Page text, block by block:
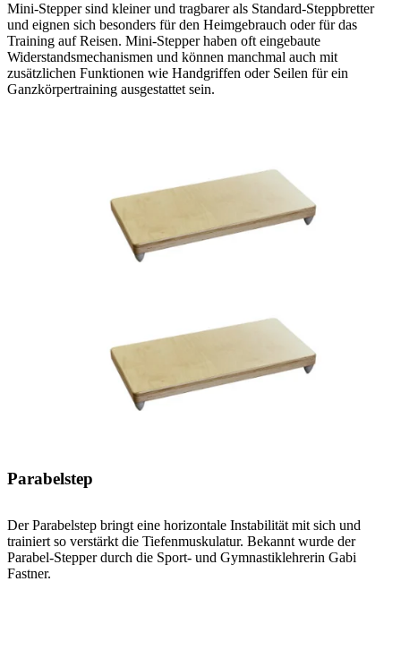
Mini-Stepper sind kleiner und tragbarer als Standard-Steppbretter
und eignen sich besonders für den Heimgebrauch oder für das
Training auf Reisen. Mini-Stepper haben oft eingebaute
Widerstandsmechanismen und können manchmal auch mit
zusätzlichen Funktionen wie Handgriffen oder Seilen für ein
Ganzkörpertraining ausgestattet sein.
Parabelstep
Der Parabelstep bringt eine horizontale Instabilität mit sich und
trainiert so verstärkt die Tiefenmuskulatur. Bekannt wurde der
Parabel-Stepper durch die Sport- und Gymnastiklehrerin Gabi
Fastner.